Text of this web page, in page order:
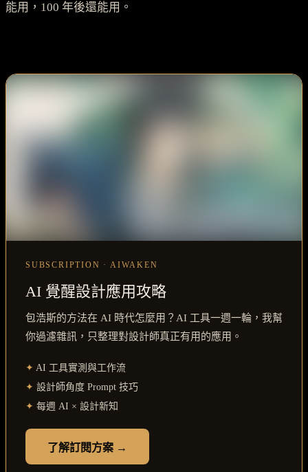
能用，100 年後還能用。
SUBSCRIPTION · AIWAKEN
AI 覺醒設計應用攻略
包浩斯的方法在 AI 時代怎麼用？AI 工具一週一輪，我幫
你過濾雜訊，只整理對設計師真正有用的應用。
✦ AI 工具實測與工作流
✦ 設計師角度 Prompt 技巧
✦ 每週 AI × 設計新知
了解訂閱方案 →